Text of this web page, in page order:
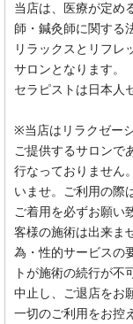
当店は、医療が定め
師・鍼灸師に関する
リラックスとリフレ
サロンとなります。
セラピストは日本人
※当店はリラクゼー
ご提供するサロンで
行なっておりません
いませ。ご利用の際
ご着用を必ずお願い
客様の施術は出来ま
為・性的サービスの
トが施術の続行が不
中止し、ご退店をお
一切のご利用をお控